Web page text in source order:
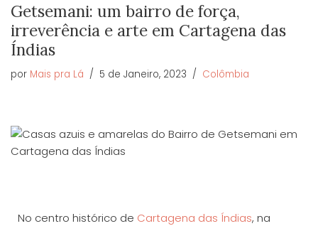
Getsemani: um bairro de força,
irreverência e arte em Cartagena das
Índias
por Mais pra Lá 5 de Janeiro, 2023 Colômbia
No centro histórico de Cartagena das Índias, na